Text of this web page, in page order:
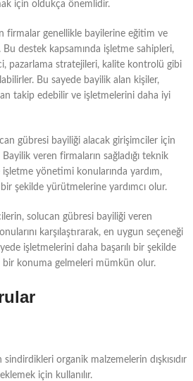
için oldukça önemlidir.
firmalar genellikle bayilerine eğitim ve
Bu destek kapsamında işletme sahipleri,
pazarlama stratejileri, kalite kontrolü gibi
Bu sayede bayilik alan kişiler,
takip edebilir ve işletmelerini daha iyi
gübresi bayiliği alacak girişimciler için
veren firmaların sağladığı teknik
yönetimi konularında yardım,
şekilde yürütmelerine yardımcı olur.
solucan gübresi bayiliği veren
karşılaştırarak, en uygun seçeneği
işletmelerini daha başarılı bir şekilde
konuma gelmeleri mümkün olur.
organik malzemelerin dışkısıdır
için kullanılır.